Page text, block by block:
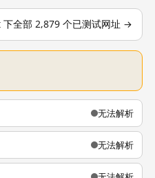
全部 2,879 个已测试网址 →
无法解析
无法解析